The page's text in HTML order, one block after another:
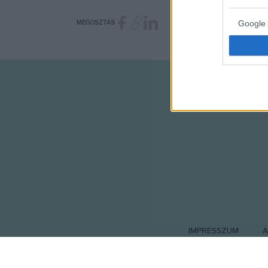
Google
I want
web or
I want
I want
I want
MEGOSZTÁS
IMPRESSZUM